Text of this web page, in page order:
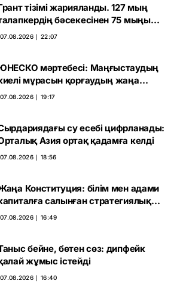
тізімі жарияланды. 127 мың
бәсекесінен 75 мыңы
өтті
07.08.2026 ∣ 22:07
мәртебесі: Маңғыстаудың
мұрасын қорғаудың жаңа
кезеңі басталды
07.08.2026 ∣ 19:17
су есебі цифрланады:
Азия ортақ қадамға келді
07.08.2026 ∣ 18:56
Конституция: білім мен адами
салынған стратегиялық
негіз
07.08.2026 ∣ 16:49
бейне, бөтен сөз: дипфейк
жұмыс істейді
07.08.2026 ∣ 16:40